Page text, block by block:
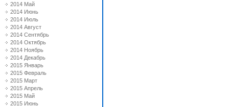
2014 Май
2014 Июнь
2014 Июль
2014 Август
2014 Сентябрь
2014 Октябрь
2014 Ноябрь
2014 Декабрь
2015 Январь
2015 Февраль
2015 Март
2015 Апрель
2015 Май
2015 Июнь